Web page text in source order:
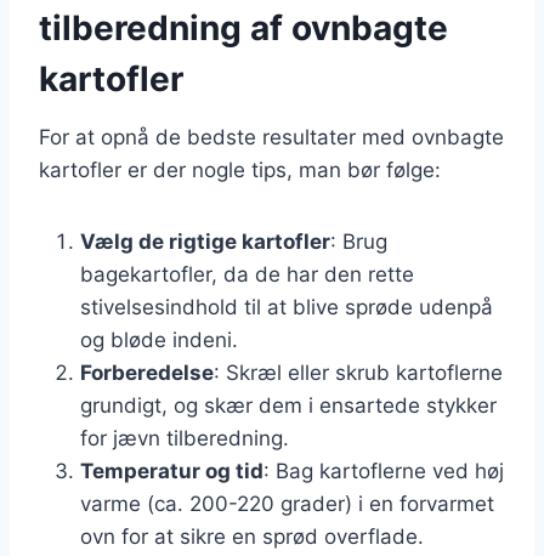
tilberedning af ovnbagte
kartofler
For at opnå de bedste resultater med ovnbagte
kartofler er der nogle tips, man bør følge:
Vælg de rigtige kartofler: Brug
bagekartofler, da de har den rette
stivelsesindhold til at blive sprøde udenpå
og bløde indeni.
Forberedelse: Skræl eller skrub kartoflerne
grundigt, og skær dem i ensartede stykker
for jævn tilberedning.
Temperatur og tid: Bag kartoflerne ved høj
varme (ca. 200-220 grader) i en forvarmet
ovn for at sikre en sprød overflade.